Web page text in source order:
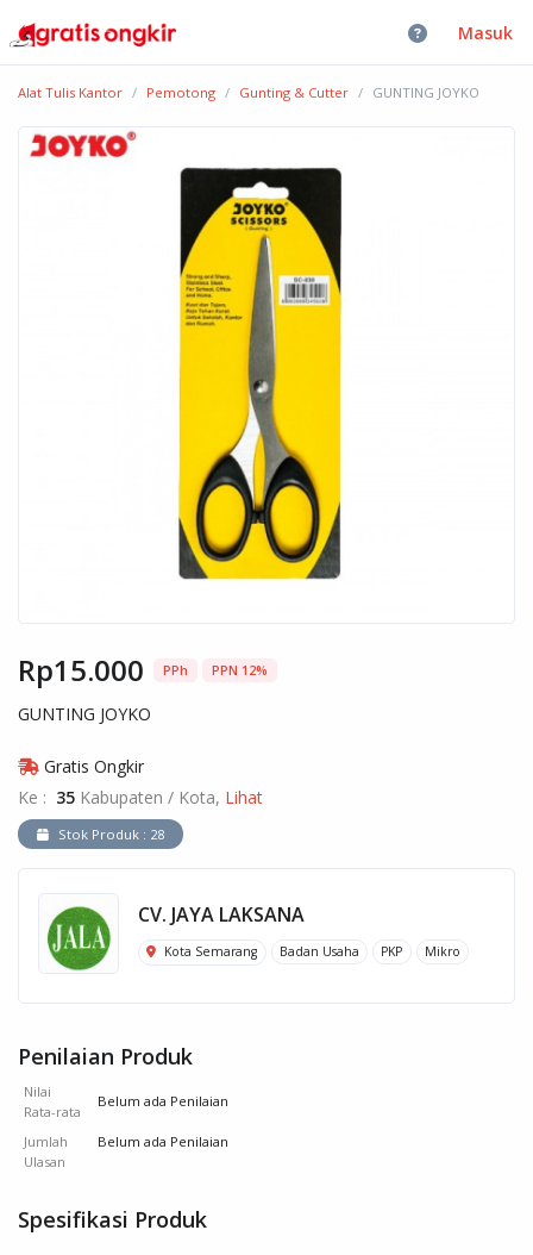
Masuk
Alat Tulis Kantor Pemotong Gunting & Cutter GUNTING JOYKO
Rp15.000 PPh PPN 12%
GUNTING JOYKO
Gratis Ongkir
Ke : 35 Kabupaten / Kota, Lihat
Stok Produk : 28
CV. JAYA LAKSANA
Kota Semarang Badan Usaha PKP Mikro
Penilaian Produk
Nilai
Rata-rata
Belum ada Penilaian
Jumlah
Ulasan
Belum ada Penilaian
Spesifikasi Produk